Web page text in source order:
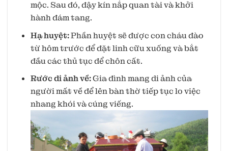
mộc. Sau đó, đậy kín nắp quan tài và khởi
hành đám tang.
Hạ huyệt:Phần huyệt sẽ được con cháu đào
từ hôm trước để đặt linh cữu xuống và bắt
đầu các thủ tục để chôn cất.
Rước di ảnh về:Gia đình mang di ảnh của
người mất về để lên bàn thờ tiếp tục lo việc
nhang khói và cúng viếng.